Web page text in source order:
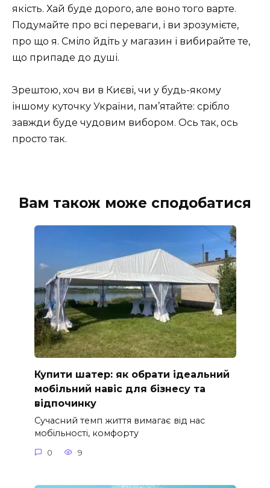
якість. Хай буде дорого, але воно того варте.
Подумайте про всі переваги, і ви зрозумієте,
про що я. Сміло йдіть у магазин і вибирайте те,
що припаде до душі.
Зрештою, хоч ви в Києві, чи у будь-якому
іншому куточку України, пам’ятайте: срібло
завжди буде чудовим вибором. Ось так, ось
просто так.
Вам також може сподобатися
Купити шатер: як обрати ідеальний
мобільний навіс для бізнесу та
відпочинку
Сучасний темп життя вимагає від нас
мобільності, комфорту
0 9